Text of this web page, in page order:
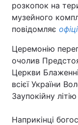
Здоров'я
Екологія
Лонгріди
розкопок на
музейного
повідомляє
Церемонію
очолив
Церкви
всієї України
Заупокійну
Наприкінці